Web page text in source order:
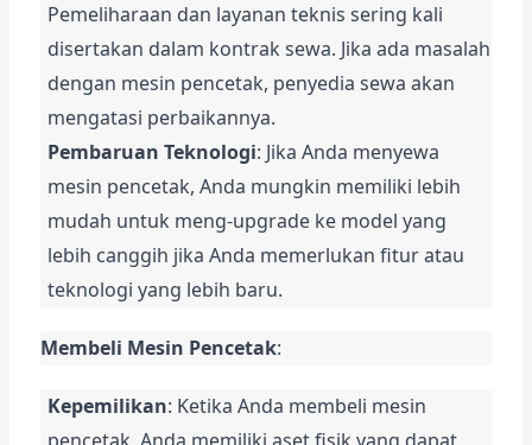
Pemeliharaan dan layanan teknis sering kali
disertakan dalam kontrak sewa. Jika ada masalah
dengan mesin pencetak, penyedia sewa akan
mengatasi perbaikannya.
Pembaruan Teknologi: Jika Anda menyewa
mesin pencetak, Anda mungkin memiliki lebih
mudah untuk meng-upgrade ke model yang
lebih canggih jika Anda memerlukan fitur atau
teknologi yang lebih baru.
Membeli Mesin Pencetak:
Kepemilikan: Ketika Anda membeli mesin